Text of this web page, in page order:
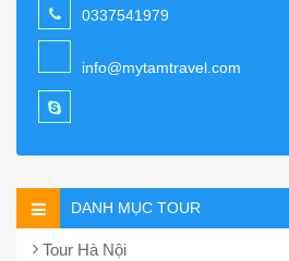
0337541979
info@mytamtravel.com
DANH MỤC TOUR
Tour Hà Nội